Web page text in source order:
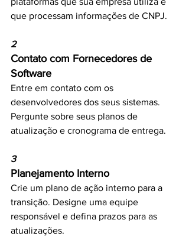
que processam informações de CNPJ.
2
Contato com Fornecedores de
Software
Entre em contato com os
desenvolvedores dos seus sistemas.
Pergunte sobre seus planos de
atualização e cronograma de entrega.
3
Planejamento Interno
Crie um plano de ação interno para a
transição. Designe uma equipe
responsável e defina prazos para as
atualizações.